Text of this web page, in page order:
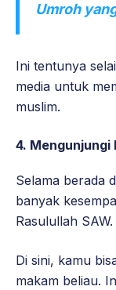
Umroh
Ini tentunya
media untuk
muslim.
4. Mengunjungi
Selama berada
banyak
Rasulullah SAW.
Di sini, kamu
makam beliau.